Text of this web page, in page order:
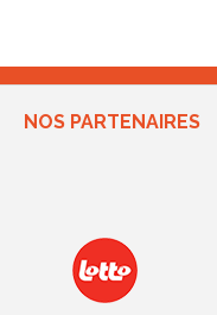
NOS PARTENAIRES